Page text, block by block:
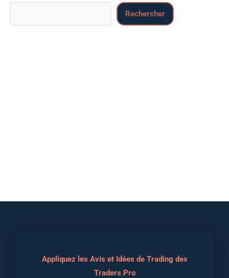
Rechercher
Appliquez les Avis et Idées de Trading des
Traders Pro